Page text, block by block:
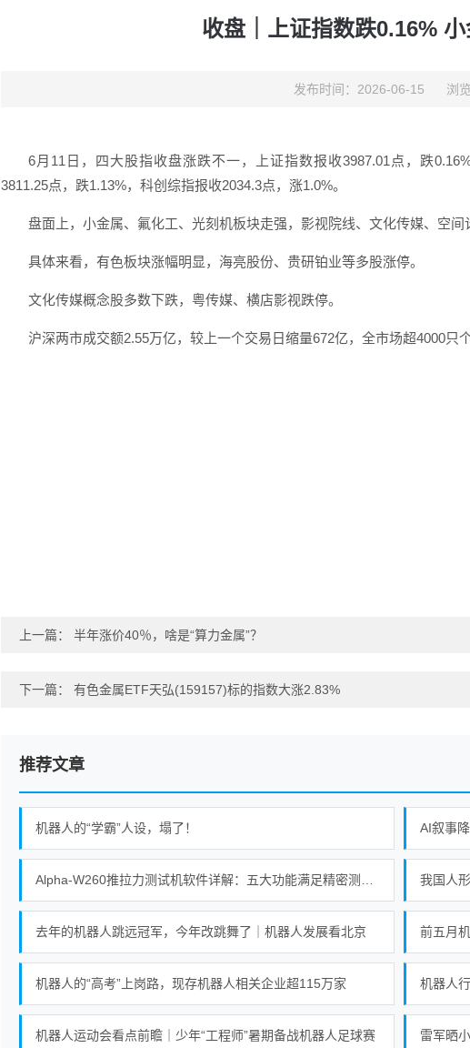
收盘｜上证指数跌0.16%
发布时间：2026-06-15 浏
6月11日，四大股指收盘涨跌不一，上证指数报收3987.01点，跌
3811.25点，跌1.13%，科创综指报收2034.3点，涨1.0%。
盘面上，小金属、氟化工、光刻机板块走强，影视院线、文化传媒、空间
具体来看，有色板块涨幅明显，海亮股份、贵研铂业等多股涨停。
文化传媒概念股多数下跌，粤传媒、横店影视跌停。
沪深两市成交额2.55万亿，较上一个交易日缩量672亿，全市场超4000只个
上一篇： 半年涨价40％，啥是“算力金属”？
下一篇： 有色金属ETF天弘(159157)标的指数大涨2.83%
推荐文章
机器人的“学霸”人设，塌了！ AI叙事
去年的机器人跳远冠军，今年改跳舞了｜机器人发展看北京 前五月
机器人的“高考”上岗路，现存机器人相关企业超115万家 机器人
机器人运动会看点前瞻｜少年“工程师”暑期备战机器人足球赛